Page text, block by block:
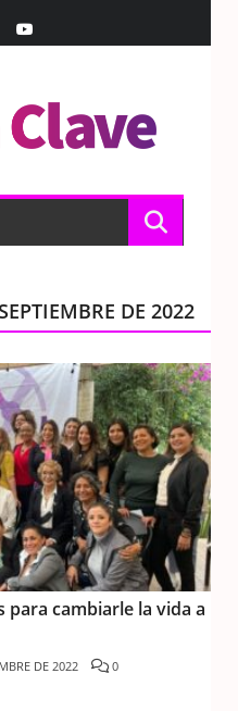
DE 2022
para cambiarle la vida a
DE 2022 0